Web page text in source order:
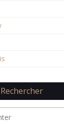
Rechercher